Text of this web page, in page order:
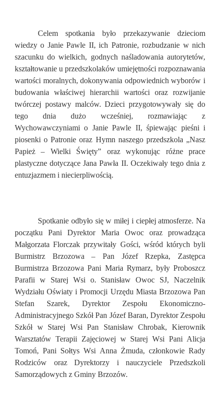
Celem spotkania było przekazywanie dzieciom
wiedzy o Janie Pawle II, ich Patronie, rozbudzanie w nich
szacunku do wielkich, godnych naśladowania autorytetów,
kształtowanie u przedszkolaków umiejętności rozpoznawania
wartości moralnych, dokonywania odpowiednich wyborów i
budowania właściwej hierarchii wartości oraz rozwijanie
twórczej postawy malców. Dzieci przygotowywały się do
tego dnia dużo wcześniej, rozmawiając z
Wychowawczyniami o Janie Pawle II, śpiewając pieśni i
piosenki o Patronie oraz Hymn naszego przedszkola „Nasz
Papież – Wielki Święty” oraz wykonując różne prace
plastyczne dotyczące Jana Pawła II. Oczekiwały tego dnia z
entuzjazmem i niecierpliwością.
Spotkanie odbyło się w miłej i ciepłej atmosferze. Na
początku Pani Dyrektor Maria Owoc oraz prowadząca
Małgorzata Florczak przywitały Gości, wśród których byli
Burmistrz Brzozowa – Pan Józef Rzepka, Zastępca
Burmistrza Brzozowa Pani Maria Rymarz, były Proboszcz
Parafii w Starej Wsi o. Stanisław Owoc SJ, Naczelnik
Wydziału Oświaty i Promocji Urzędu Miasta Brzozowa Pan
Stefan Szarek, Dyrektor Zespołu Ekonomiczno-
Administracyjnego Szkół Pan Józef Baran, Dyrektor Zespołu
Szkół w Starej Wsi Pan Stanisław Chrobak, Kierownik
Warsztatów Terapii Zajęciowej w Starej Wsi Pani Alicja
Tomoń, Pani Sołtys Wsi Anna Żmuda, członkowie Rady
Rodziców oraz Dyrektorzy i nauczyciele Przedszkoli
Samorządowych z Gminy Brzozów.